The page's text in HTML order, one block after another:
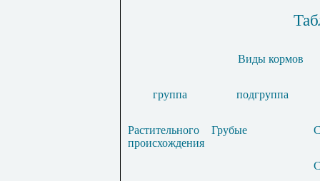
Виды кормов
группа подгруппа
Растительного
происхождения
Грубые